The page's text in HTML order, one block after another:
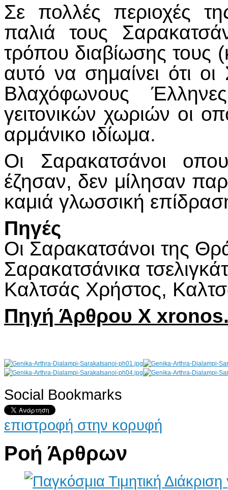
Σε πολλές περιοχές
παλιά τους
τρόπου διαβίωσης τους
αυτό να σημαίνει ότι
Βλαχόφωνους
γειτονικών χωριών οι
αρμάνικο ιδίωμα.
Οι Σαρακατσάνοι
έζησαν, δεν μίλησαν
καμιά γλωσσική
Πηγές
Οι Σαρακατσάνοι της
Σαρακατσάνικα
Καλτσάς Χρήστος,
Πηγή Άρθρου X
AdmirorGallery 4.5.0, author/s Vasiljevski& Kekeljevic
Social Bookmarks
επιστροφή στην κορυφή
Ροή Άρθρων